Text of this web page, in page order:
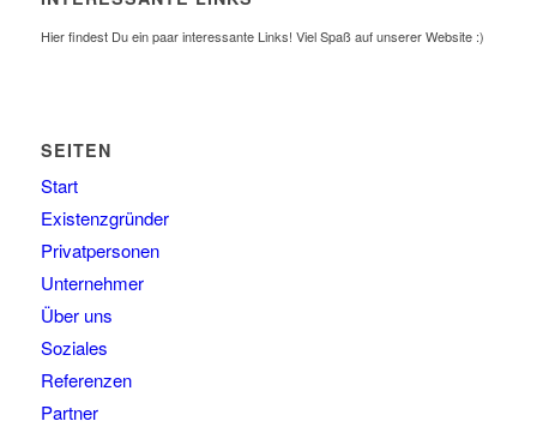
Hier findest Du ein paar interessante Links! Viel Spaß auf unserer Website :)
SEITEN
Start
Existenzgründer
Privatpersonen
Unternehmer
Über uns
Soziales
Referenzen
Partner